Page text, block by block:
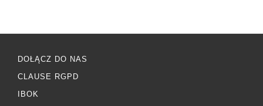
DOŁĄCZ DO NAS
CLAUSE RGPD
IBOK